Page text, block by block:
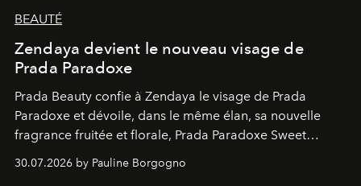
BEAUTÉ
Zendaya devient le nouveau visage de
Prada Paradoxe
Prada Beauty confie à Zendaya le visage de Prada
Paradoxe et dévoile, dans le même élan, sa nouvelle
fragrance fruitée et florale, Prada Paradoxe Sweet
Chemistry Eau de Parfum.
30.07.2026 by Pauline Borgogno